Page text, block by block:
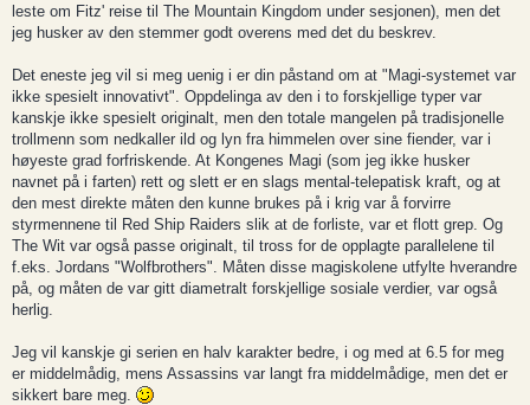
leste om Fitz' reise til The Mountain Kingdom under sesjonen), men det
jeg husker av den stemmer godt overens med det du beskrev.
Det eneste jeg vil si meg uenig i er din påstand om at "Magi-systemet var
ikke spesielt innovativt". Oppdelinga av den i to forskjellige typer var
kanskje ikke spesielt originalt, men den totale mangelen på tradisjonelle
trollmenn som nedkaller ild og lyn fra himmelen over sine fiender, var i
høyeste grad forfriskende. At Kongenes Magi (som jeg ikke husker
navnet på i farten) rett og slett er en slags mental-telepatisk kraft, og at
den mest direkte måten den kunne brukes på i krig var å forvirre
styrmennene til Red Ship Raiders slik at de forliste, var et flott grep. Og
The Wit var også passe originalt, til tross for de opplagte parallelene til
f.eks. Jordans "Wolfbrothers". Måten disse magiskolene utfylte hverandre
på, og måten de var gitt diametralt forskjellige sosiale verdier, var også
herlig.
Jeg vil kanskje gi serien en halv karakter bedre, i og med at 6.5 for meg
er middelmådig, mens Assassins var langt fra middelmådige, men det er
sikkert bare meg.